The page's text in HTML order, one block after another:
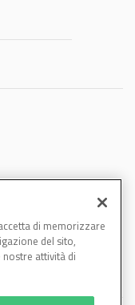
di memorizzare
del sito,
attività di